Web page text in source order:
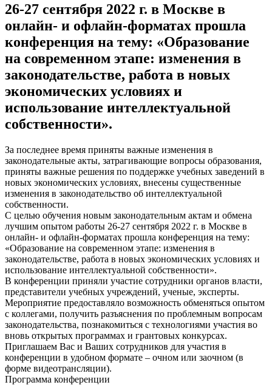
26-27 сентября 2022 г. в Москве в
онлайн- и офлайн-форматах прошла
конференция на тему: «Образование
на современном этапе: изменения в
законодательстве, работа в новых
экономических условиях и
использование интеллектуальной
собственности».
За последнее время приняты важные изменения в
законодательные акты, затрагивающие вопросы образования,
приняты важные решения по поддержке учебных заведений в
новых экономических условиях, внесены существенные
изменения в законодательство об интеллектуальной
собственности.
С целью обучения новым законодательным актам и обмена
лучшим опытом работы 26-27 сентября 2022 г. в Москве в
онлайн- и офлайн-форматах прошла конференция на тему:
«Образование на современном этапе: изменения в
законодательстве, работа в новых экономических условиях и
использование интеллектуальной собственности».
В конференции приняли участие сотрудники органов власти,
представители учебных учреждений, ученые, эксперты.
Мероприятие предоставляло возможность обменяться опытом
с коллегами, получить разъяснения по проблемным вопросам
законодательства, познакомиться с технологиями участия во
вновь открытых программах и грантовых конкурсах.
Приглашаем Вас и Ваших сотрудников для участия в
конференции в удобном формате – очном или заочном (в
форме видеотрансляции).
Программа конференции